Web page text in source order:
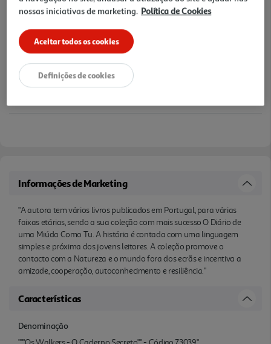
Informações de Marketing
"A autora tem vários livros publicados em Portugal, para várias
faixas etárias, sendo a sua coleção com mais sucesso O Diário de
uma Miúda Como Tu. A história é contada com uma linguagem
simples e próxima dos jovens leitores. A coleção promove o
contacto com a Natureza e o mundo fora dos ecrãs e incentiva a
amizade, cooperação, autoconhecimento e resiliência."
Características
Denominação
nossas iniciativas de marketing. Política de Cookies
Aceitar todos os cookies
Definições de cookies